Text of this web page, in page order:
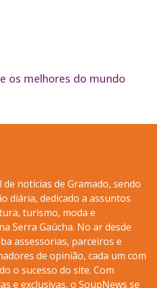
os melhores do mundo
notícias de Gramado, sendo
diária, dedicado a assuntos
turismo, moda e
Serra Gaúcha. No ar desde
assessorias, parceiros e
de opinião, cada um com
o sucesso do site. Com
e exclusivas, o SoupNews se